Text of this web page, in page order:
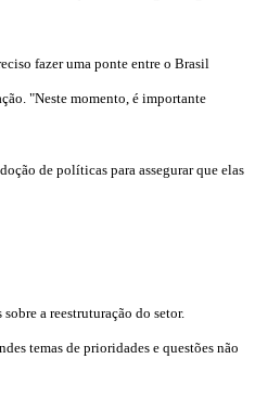
fazer uma ponte entre o Brasil
"Neste momento, é importante
de políticas para assegurar que elas
a reestruturação do setor.
temas de prioridades e questões não